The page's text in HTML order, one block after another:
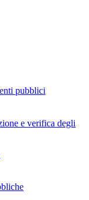
pubblici
e verifica degli